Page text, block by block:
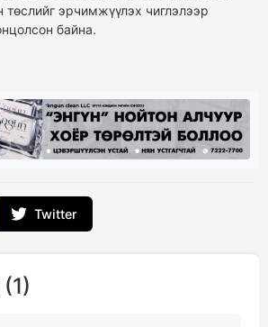
төслийг эрчимжүүлэх чиглэлээр
байна.
Twitter